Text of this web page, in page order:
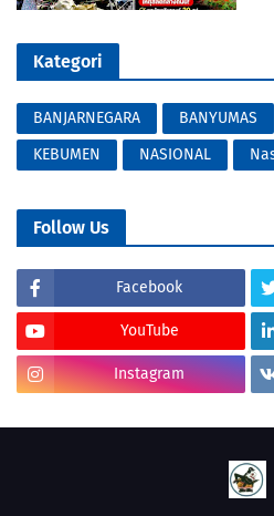
Kategori
BANJARNEGARA BANYUMAS
KEBUMEN
NASIONAL
Follow Us
Facebook
YouTube
Instagram